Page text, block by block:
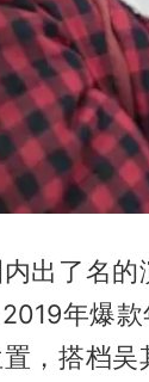
出了名
年爆
，搭档